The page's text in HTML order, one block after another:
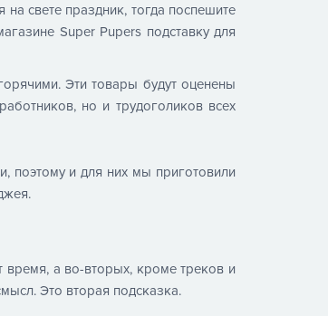
свете праздник, тогда поспешите
Super Pupers подставку для
Эти товары будут оценены
но и трудоголиков всех
поэтому и для них мы приготовили
время, а во-вторых, кроме треков и
Это вторая подсказка.